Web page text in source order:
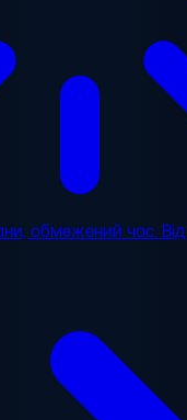
обмежений час. Від